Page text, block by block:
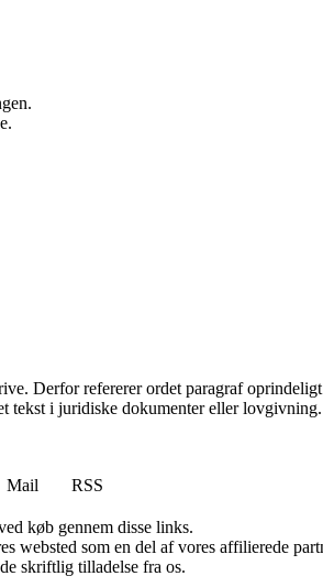
Derfor refererer ordet paragraf
tekst i juridiske dokumenter eller lovgivning.
Mail
RSS
køb gennem disse links.
som en del af vores affilierede
skriftlig tilladelse fra os.